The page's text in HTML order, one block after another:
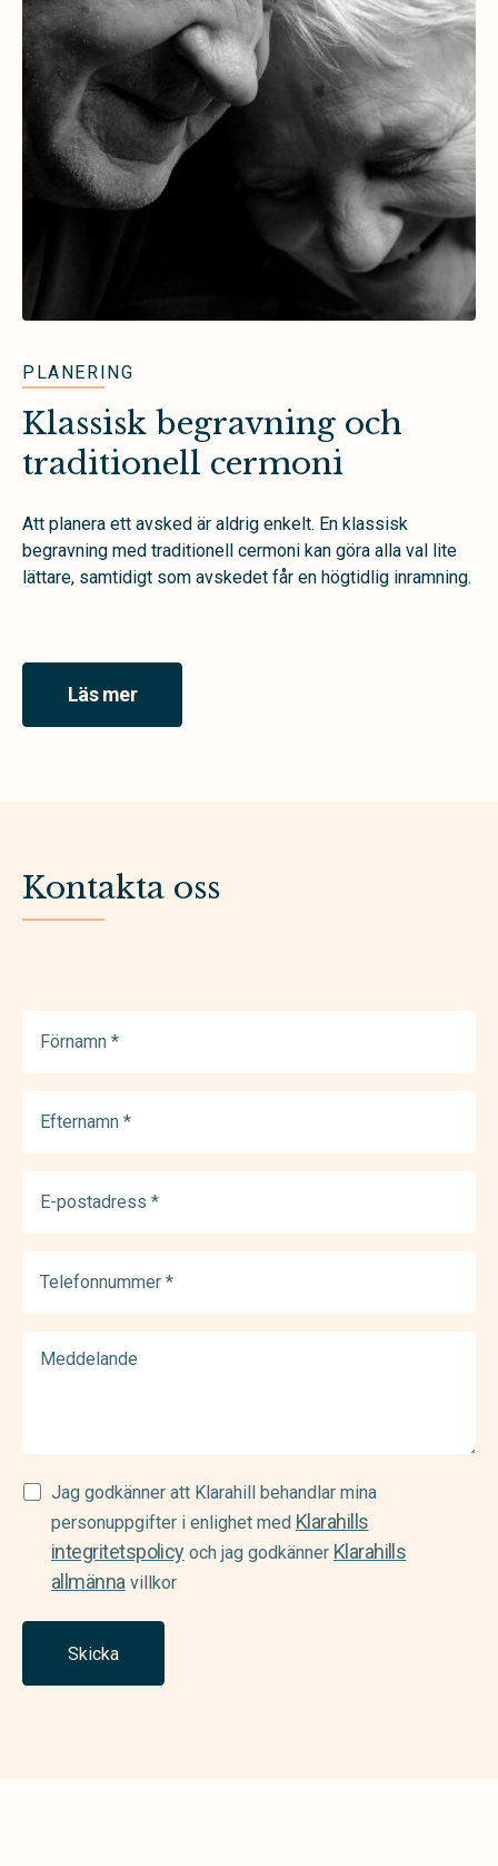
PLANERING
Klassisk begravning och
traditionell cermoni
Att planera ett avsked är aldrig enkelt. En klassisk
begravning med traditionell cermoni kan göra alla val lite
lättare, samtidigt som avskedet får en högtidlig inramning.
Läs mer
Kontakta oss
(Required)
(Required)
postadress
(Required)
Samtycke
(Required)
Jag godkänner att Klarahill behandlar mina
personuppgifter i enlighet med Klarahills
integritetspolicyoch jag godkänner Klarahills
allmänna villkor
Skicka